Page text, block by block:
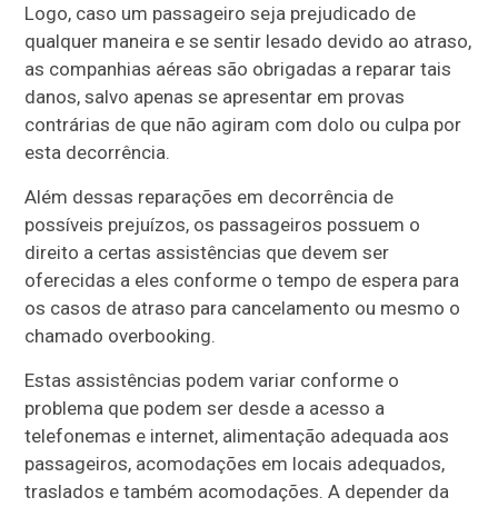
Logo, caso um passageiro seja prejudicado de
qualquer maneira e se sentir lesado devido ao atraso,
as companhias aéreas são obrigadas a reparar tais
danos, salvo apenas se apresentar em provas
contrárias de que não agiram com dolo ou culpa por
esta decorrência.
Além dessas reparações em decorrência de
possíveis prejuízos, os passageiros possuem o
direito a certas assistências que devem ser
oferecidas a eles conforme o tempo de espera para
os casos de atraso para cancelamento ou mesmo o
chamado overbooking.
Estas assistências podem variar conforme o
problema que podem ser desde a acesso a
telefonemas e internet, alimentação adequada aos
passageiros, acomodações em locais adequados,
traslados e também acomodações. A depender da